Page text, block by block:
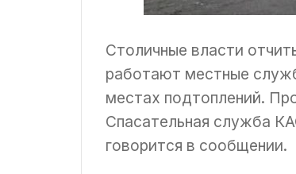
Столичные власти
работают местные
местах подтоплений.
Спасательная служба
говорится в сообщении.